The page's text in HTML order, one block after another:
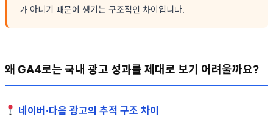
가 아니기 때문에 생기는 구조적인 차이입니다.
왜 GA4로는 국내 광고 성과를 제대로 보기 어려울까요?
네이버·다음 광고의 추적 구조 차이